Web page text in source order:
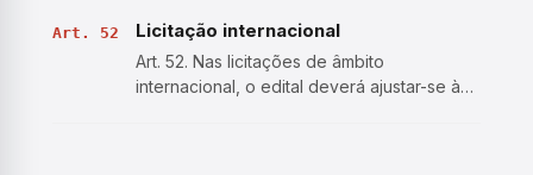
de conservação, dos custos de
adaptações e do pra…
Art. 52 Licitação internacional
Art. 52. Nas licitações de âmbito
internacional, o edital deverá ajustar-se às